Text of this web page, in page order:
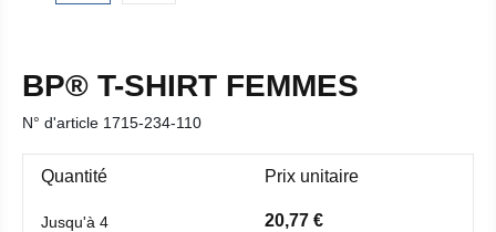
BP® T-SHIRT FEMMES
N° d'article 1715-234-110
Quantité Prix unitaire
Jusqu'à 4 20,77 €